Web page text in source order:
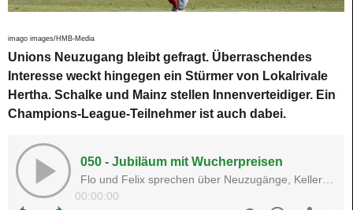
imago images/HMB-Media
Unions Neuzugang bleibt gefragt. Überraschendes
Interesse weckt hingegen ein Stürmer von Lokalrivale
Hertha. Schalke und Mainz stellen Innenverteidiger. Ein
Champions-League-Teilnehmer ist auch dabei.